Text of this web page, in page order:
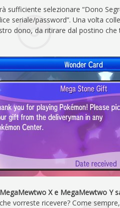
sufficiente selezionare “Dono
seriale/password”. Una volta
dono, da ritirare dal postino
X e MegaMewtwo Y
vorreste ricevere? Come